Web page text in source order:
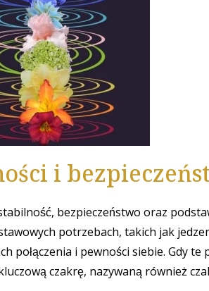
i
bezpieczeństwo oraz
potrzebach, takich jak
połączenia i pewności siebie. Gdy
czakrę, nazywaną również